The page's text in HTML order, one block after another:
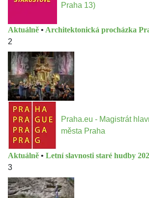
Praha 13)
Aktuálně • Architektonická procházka
2
Praha.eu - Magistrát
města Praha
Aktuálně • Letní slavnosti staré hudby
3